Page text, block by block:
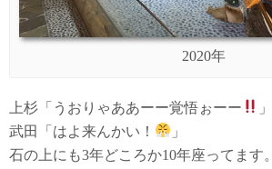
2020年
上杉「うおりゃああーー覚悟ぉーー
」
武田「はよ来んかい！
」
石の上にも3年どころか10年座ってます。